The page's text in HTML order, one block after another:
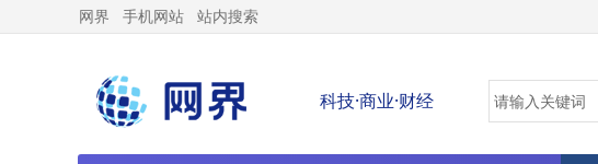
网界 手机网站 站内搜索
科技·商业·财经